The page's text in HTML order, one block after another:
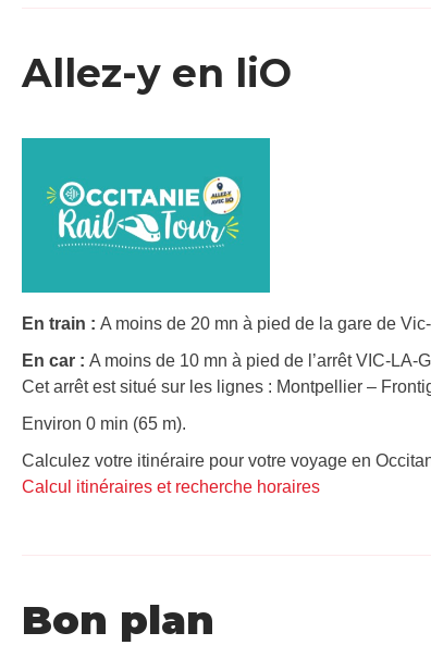
Allez-y en liO
En train : A moins de 20 mn à pied de la gare de
En car : A moins de 10 mn à pied de l’arrêt VIC-LA-
Cet arrêt est situé sur les lignes : Montpellier –
Environ 0 min (65 m).
Calculez votre itinéraire pour votre voyage en
Calcul itinéraires et recherche horaires
Bon plan